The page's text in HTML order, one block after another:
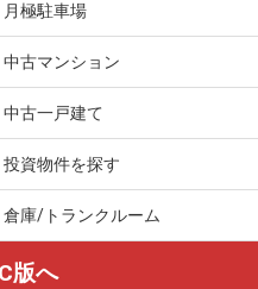
月極駐車場
中古マンション
中古一戸建て
投資物件を探す
倉庫/トランクルーム
版へ